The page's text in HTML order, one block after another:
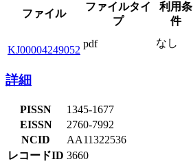
ファイル
ファイルタイ
プ
利用条
件
KJ00004249052
pdf なし
詳細
PISSN
1345-1677
EISSN
2760-7992
NCID
AA11322536
レコードID 3660